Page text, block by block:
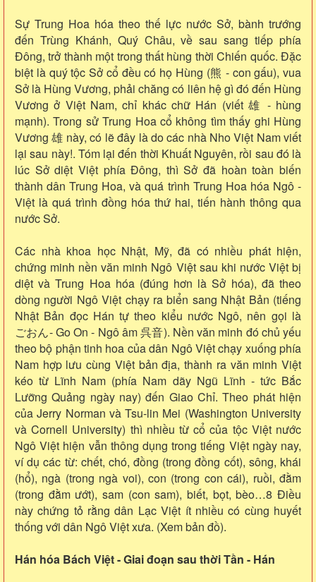
Sự Trung Hoa hóa theo thế lực nước Sở, bành trướng
đến Trùng Khánh, Quý Châu, về sau sang tiếp phía
Đông, trở thành một trong thất hùng thời Chiến quốc. Đặc
biệt là quý tộc Sở cổ đều có họ Hùng (熊 - con gấu), vua
Sở là Hùng Vương, phải chăng có liên hệ gì đó đến Hùng
Vương ở Việt Nam, chỉ khác chữ Hán (viết 雄 - hùng
mạnh). Trong sử Trung Hoa cổ không tìm thấy ghi Hùng
Vương 雄 này, có lẽ đây là do các nhà Nho Việt Nam viết
lại sau này!. Tóm lại đến thời Khuất Nguyên, rồi sau đó là
lúc Sở diệt Việt phía Đông, thì Sở đã hoàn toàn biến
thành dân Trung Hoa, và quá trình Trung Hoa hóa Ngô -
Việt là quá trình đồng hóa thứ hai, tiến hành thông qua
nước Sở.
Các nhà khoa học Nhật, Mỹ, đã có nhiều phát hiện,
chứng minh nền văn minh Ngô Việt sau khi nước Việt bị
diệt và Trung Hoa hóa (đúng hơn là Sở hóa), đã theo
dòng người Ngô Việt chạy ra biển sang Nhật Bản (tiếng
Nhật Bản đọc Hán tự theo kiểu nước Ngô, nên gọi là
ごおん- Go On - Ngô âm 呉音). Nền văn minh đó chủ yếu
theo bộ phận tinh hoa của dân Ngô Việt chạy xuống phía
Nam hợp lưu cùng Việt bản địa, thành ra văn minh Việt
kéo từ Lĩnh Nam (phía Nam dãy Ngũ Lĩnh - tức Bắc
Lưỡng Quảng ngày nay) đến Giao Chỉ. Theo phát hiện
của Jerry Norman và Tsu-lin Mei (Washington University
và Cornell University) thì nhiều từ cổ của tộc Việt nước
Ngô Việt hiện vẫn thông dụng trong tiếng Việt ngày nay,
ví dụ các từ: chết, chó, đồng (trong đồng cốt), sông, khái
(hổ), ngà (trong ngà voi), con (trong con cái), ruồi, đằm
(trong đằm ướt), sam (con sam), biết, bọt, bèo…8 Điều
này chứng tỏ rằng dân Lạc Việt ít nhiều có cùng huyết
thống với dân Ngô Việt xưa. (Xem bản đồ).
Hán hóa Bách Việt - Giai đoạn sau thời Tần - Hán